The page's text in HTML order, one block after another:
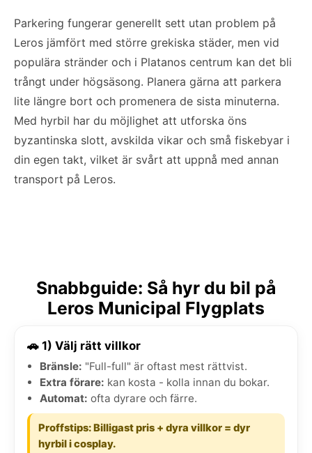
Parkering fungerar generellt sett utan problem på
Leros jämfört med större grekiska städer, men vid
populära stränder och i Platanos centrum kan det bli
trångt under högsäsong. Planera gärna att parkera
lite längre bort och promenera de sista minuterna.
Med hyrbil har du möjlighet att utforska öns
byzantinska slott, avskilda vikar och små fiskebyar i
din egen takt, vilket är svårt att uppnå med annan
transport på Leros.
Snabbguide: Så hyr du bil på
Leros Municipal Flygplats
🚗 1) Välj rätt villkor
Bränsle: "Full-full" är oftast mest rättvist.
Extra förare: kan kosta - kolla innan du bokar.
Automat: ofta dyrare och färre.
Proffstips: Billigast pris + dyra villkor = dyr
hyrbil i cosplay.